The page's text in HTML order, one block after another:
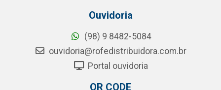
Ouvidoria
(98) 9 8482-5084
ouvidoria@rofedistribuidora.com.br
Portal ouvidoria
QR CODE